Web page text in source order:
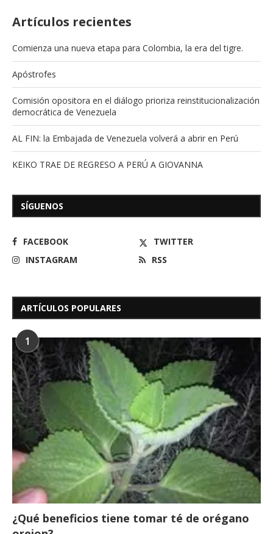
Artículos recientes
Comienza una nueva etapa para Colombia, la era del tigre.
Apóstrofes
Comisión opositora en el diálogo prioriza reinstitucionalización
democrática de Venezuela
AL FIN: la Embajada de Venezuela volverá a abrir en Perú
KEIKO TRAE DE REGRESO A PERÚ A GIOVANNA
SÍGUENOS
FACEBOOK
TWITTER
INSTAGRAM
RSS
ARTÍCULOS POPULARES
1
¿Qué beneficios tiene tomar té de orégano